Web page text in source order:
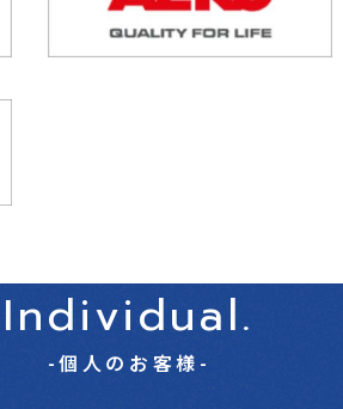
Individual.
-個人のお客様-